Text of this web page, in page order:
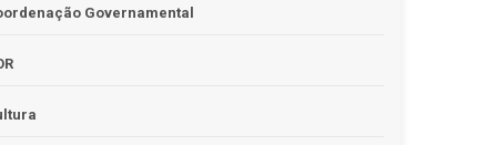
Governamental